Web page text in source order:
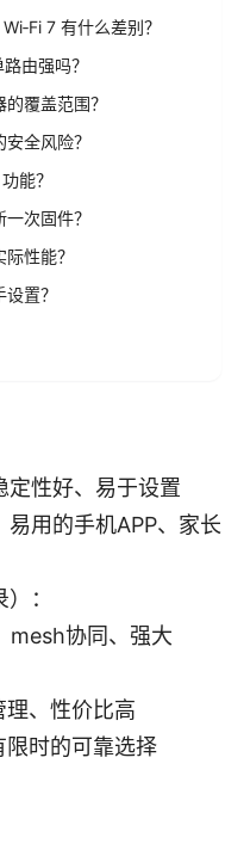
7 有什么差别？
由强吗？
覆盖范围？
全风险？
能？
次固件？
性能？
置？
定性好、易于设置
用的手机APP、家长
：
mesh协同、强大
、性价比高
限时的可靠选择